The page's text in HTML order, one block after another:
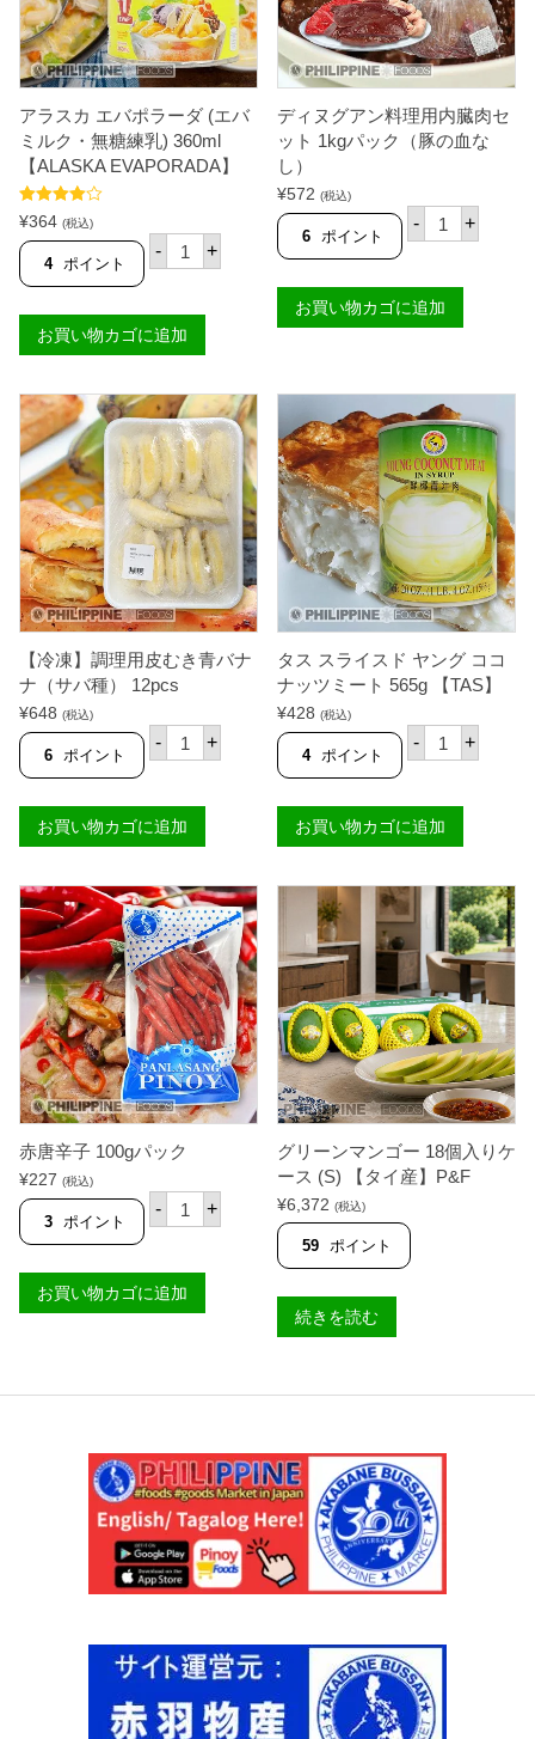
E
F
O
O
S
】
アラスカ エバポラーダ (エバ
ミルク・無糖練乳) 360ml
【ALASKA EVAPORADA】
5段階中
4.50 の評価
¥364 (税込)
4 ポイント
- ア
ラ
エ
バ
ポ
ー
ダ
(
エ
バ
ミ
ル
ク
・
無
糖
練
乳
3
6
m
【
A
S
K
E
V
A
P
O
R
A
D
A
】
個
+
お買い物カゴに追加
ディヌグアン料理用内臓肉セ
ット 1kgパック（豚の血な
し）
¥572 (税込)
6 ポイント
- デ
ィ
ア
ン
料
臓
肉
セ
ッ
ト
1
g
パ
ッ
ク
（
豚
の
血
な
）
個
+
お買い物カゴに追加
【冷凍】調理用皮むき青バナ
ナ（サバ種） 12pcs
¥648 (税込)
6 ポイント
- 【
冷
調
理
用
む
き
青
バ
ナ
ナ
（
サ
バ
種
）
1
2
c
個
+
お買い物カゴに追加
タス スライスド ヤング ココ
ナッツミート 565g 【TAS】
¥428 (税込)
4 ポイント
- タ
ス
イ
ス
ド
ン
コ
ナ
ッ
ツ
ミ
ー
ト
5
6
5
【
T
A
+
お買い物カゴに追加
赤唐辛子 100gパック
¥227 (税込)
3 ポイント
- 赤
唐
1
0
0
ク
+
お買い物カゴに追加
グリーンマンゴー 18個入りケ
ース (S) 【タイ産】P&F
¥6,372 (税込)
59 ポイント
続きを読む